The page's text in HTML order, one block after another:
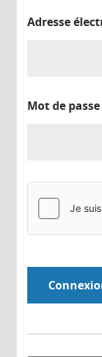
Adresse
Mot de passe